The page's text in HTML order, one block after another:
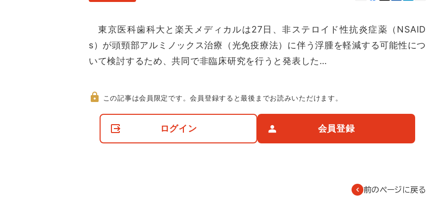
東京医科歯科大と楽天メディカルは27日、非ステロイド性抗炎症薬（NSAID
s）が頭頸部アルミノックス治療（光免疫療法）に伴う浮腫を軽減する可能性につ
いて検討するため、共同で非臨床研究を行うと発表した…
この記事は会員限定です。会員登録すると最後までお読みいただけます。
ログイン 会員登録
前のページに戻る